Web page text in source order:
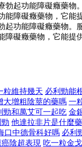
起功能障礙癥藥
障礙癥藥物，它
功能障礙癥藥物
障礙癥藥物，它能
粒維持幾天 必利勁能
大增粗陰莖的藥嗎 一
勁和萬艾可一起吃 金
他達拉非片是什麼
口中德骨科好嗎 必利
陰超表現 吃一粒金